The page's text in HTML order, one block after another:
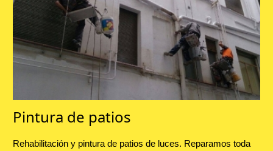
Pintura de patios
Rehabilitación y pintura de patios de luces. Reparamos toda